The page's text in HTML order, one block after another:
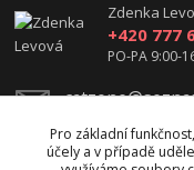
Zdenka
+420 777
PO-PA 9:00-
Pro základní
účely a v případě